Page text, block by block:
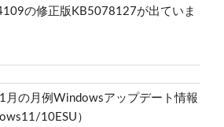
の修正版KB5078127が出ていま
月の月例Windowsアップデート情報
10ESU）